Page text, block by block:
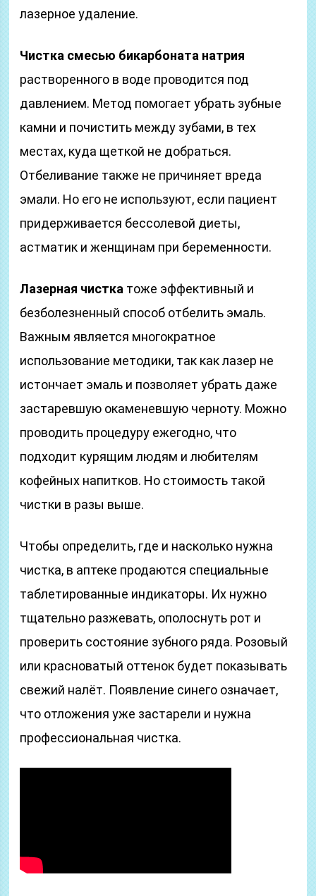
лазерное удаление.
Чистка смесью бикарбоната натрия
растворенного в воде проводится под
давлением. Метод помогает убрать зубные
камни и почистить между зубами, в тех
местах, куда щеткой не добраться.
Отбеливание также не причиняет вреда
эмали. Но его не используют, если пациент
придерживается бессолевой диеты,
астматик и женщинам при беременности.
Лазерная чистка тоже эффективный и
безболезненный способ отбелить эмаль.
Важным является многократное
использование методики, так как лазер не
истончает эмаль и позволяет убрать даже
застаревшую окаменевшую черноту. Можно
проводить процедуру ежегодно, что
подходит курящим людям и любителям
кофейных напитков. Но стоимость такой
чистки в разы выше.
Чтобы определить, где и насколько нужна
чистка, в аптеке продаются специальные
таблетированные индикаторы. Их нужно
тщательно разжевать, ополоснуть рот и
проверить состояние зубного ряда. Розовый
или красноватый оттенок будет показывать
свежий налёт. Появление синего означает,
что отложения уже застарели и нужна
профессиональная чистка.